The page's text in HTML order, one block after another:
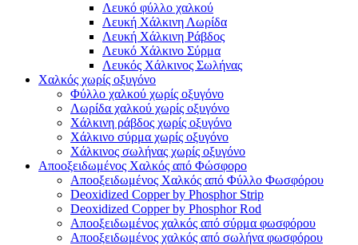
Λευκό φύλλο χαλκού
Λευκή Χάλκινη Λωρίδα
Λευκή Χάλκινη Ράβδος
Λευκό Χάλκινο Σύρμα
Λευκός Χάλκινος Σωλήνας
Χαλκός χωρίς οξυγόνο
Φύλλο χαλκού χωρίς οξυγόνο
Λωρίδα χαλκού χωρίς οξυγόνο
Χάλκινη ράβδος χωρίς οξυγόνο
Χάλκινο σύρμα χωρίς οξυγόνο
Χάλκινος σωλήνας χωρίς οξυγόνο
Αποοξειδωμένος Χαλκός από Φώσφορο
Αποοξειδωμένος Χαλκός από Φύλλο Φωσφόρου
Deoxidized Copper by Phosphor Strip
Deoxidized Copper by Phosphor Rod
Αποοξειδωμένος χαλκός από σύρμα φωσφόρου
Αποοξειδωμένος χαλκός από σωλήνα φωσφόρου